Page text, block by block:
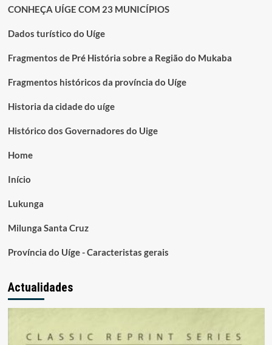
CONHEÇA UÍGE COM 23 MUNICÍPIOS
Dados turístico do Uíge
Fragmentos de Pré História sobre a Região do Mukaba
Fragmentos históricos da província do Uíge
Historia da cidade do uíge
Histórico dos Governadores do Uige
Home
Início
Lukunga
Milunga Santa Cruz
Província do Uíge - Caracteristas gerais
Actualidades